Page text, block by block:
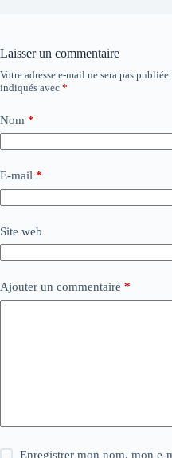
Laisser un commentaire
Votre adresse e-mail ne sera pas publiée.
indiqués avec *
Nom *
E-mail *
Site web
Ajouter un commentaire *
Enregistrer mon nom, mon e-